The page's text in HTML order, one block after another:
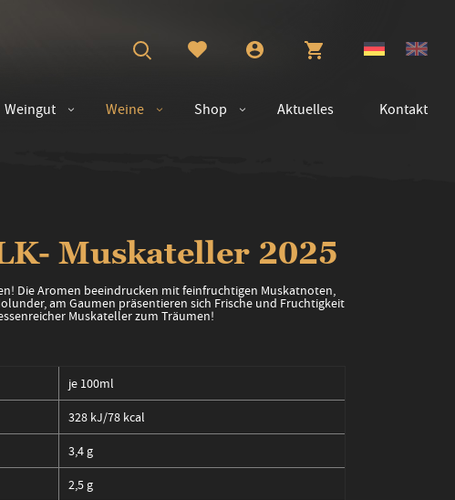
Weine Shop Aktuelles
Weingut Kontakt
Muskateller 2025
Die Aromen beeindrucken mit feinfruchtigen Muskatnoten,
am Gaumen präsentieren sich Frische und Fruchtigkeit
Muskateller zum Träumen!
je 100ml
328 kJ/78 kcal
3,4 g
2,5 g